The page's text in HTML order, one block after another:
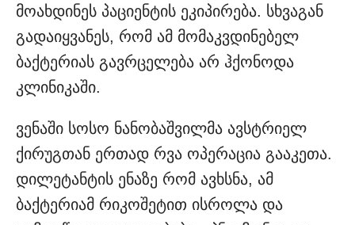
მოახდინეს პაციენტის ეკიპირება. სხვაგან
გადაიყვანეს, რომ ამ მომაკვდინებელ
ბაქტერიას გავრცელება არ ჰქონოდა
კლინიკაში.
ვენაში სოსო ნანობაშვილმა ავსტრიელ
ქირუგთან ერთად რვა ოპერაცია გააკეთა.
დილეტანტის ენაზე რომ ავხსნა, ამ
ბაქტერიამ რიკოშეტით ისროლა და